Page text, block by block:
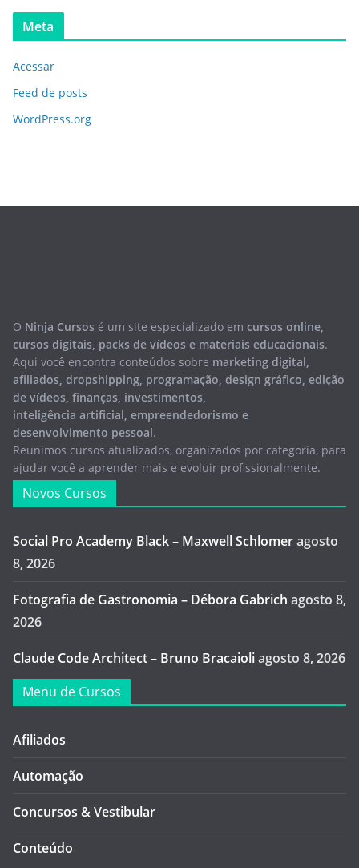
Meta
Acessar
Feed de posts
WordPress.org
O Ninja Cursos é um site especializado em cursos online,
cursos digitais, packs de vídeos e materiais educacionais.
Aqui você encontra conteúdos sobre marketing digital,
afiliados, dropshipping, programação, design gráfico, edição
de vídeos, finanças, investimentos,
inteligência artificial, empreendedorismo e
desenvolvimento pessoal.
Reunimos cursos atualizados, organizados por categoria, para
ajudar você a aprender mais e evoluir profissionalmente.
Novos Cursos
Social Pro Academy Black – Maxwell Schlomeragosto
8, 2026
Fotografia de Gastronomia – Débora Gabrich agosto 8,
2026
Claude Code Architect – Bruno Bracaioliagosto 8, 2026
Menu de Cursos
Afiliados
Automação
Concursos & Vestibular
Conteúdo